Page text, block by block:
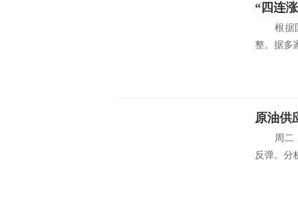
“四连
根据国
整。据多
原油供
周二，
反弹。分